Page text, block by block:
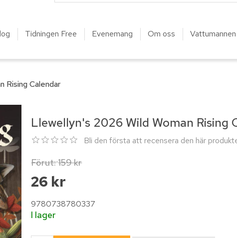
Tidningen Free Evenemang Om oss
Rising Calendar
Llewellyn's 2026 Wild Woman Rising
Bli den första att recensera den här
Förut:159 kr
26 kr
9780738780337
I lager